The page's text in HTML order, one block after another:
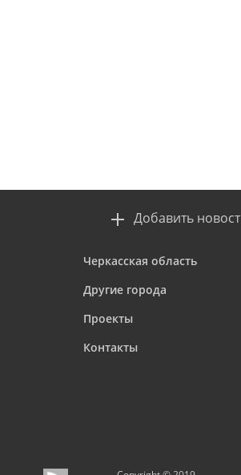
Добавить
Черкасская область
Другие города
Проекты
Контакты